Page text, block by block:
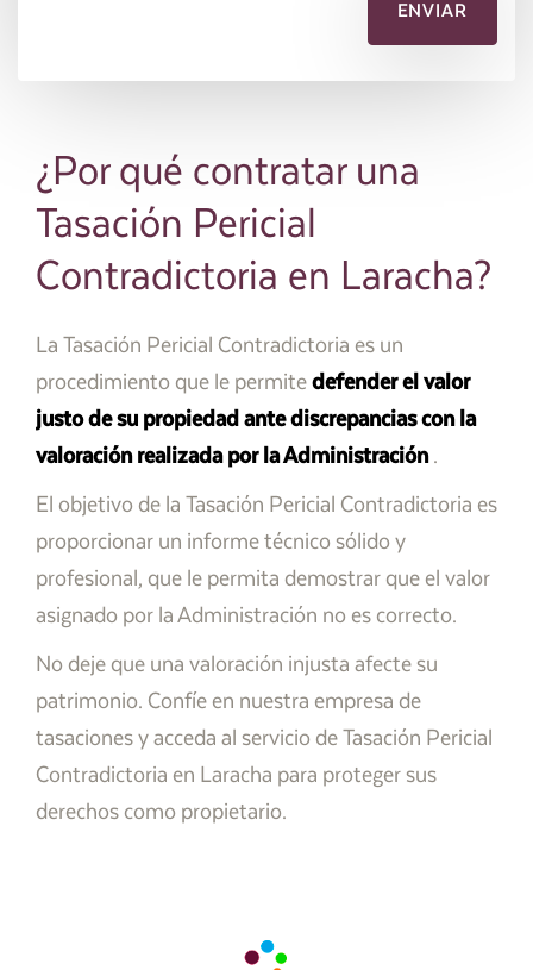
¿Por qué contratar una
Tasación Pericial
Contradictoria en Laracha?
La Tasación Pericial Contradictoria es un
procedimiento que le permitedefender el valor
justo de su propiedad ante discrepancias con la
valoración realizada por la Administración.
El objetivo de la Tasación Pericial Contradictoria es
proporcionar un informe técnico sólido y
profesional, que le permita demostrar que el valor
asignado por la Administración no es correcto.
No deje que una valoración injusta afecte su
patrimonio. Confíe en nuestra empresa de
tasaciones y acceda al servicio de Tasación Pericial
Contradictoria en Laracha para proteger sus
derechos como propietario.